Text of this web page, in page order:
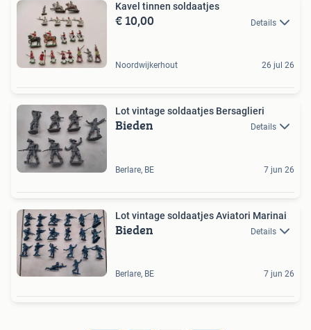
Kavel tinnen soldaatjes
€ 10,00 Details
Noordwijkerhout 26 jul 26
Lot vintage soldaatjes Bersaglieri
Bieden Details
Berlare, BE 7 jun 26
Lot vintage soldaatjes Aviatori Marinai
Bieden Details
Berlare, BE 7 jun 26